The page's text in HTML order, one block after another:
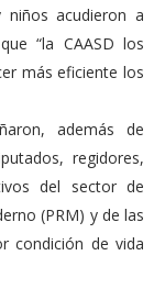
niños acudieron a
“la CAASD los
más eficiente los
además de
regidores,
del sector de
(PRM) y de las
condición de vida